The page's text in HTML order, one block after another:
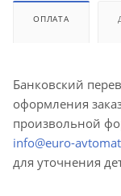
ОПЛАТА
Банковский
оформления
произвольной
info@euro-
для уточнения